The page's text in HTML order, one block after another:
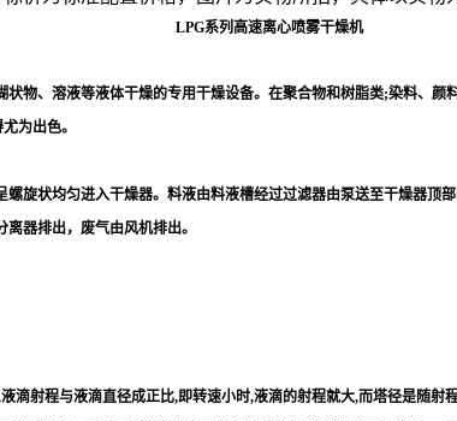
LPG系列高速离心喷雾干燥机
物、溶液等液体干燥的专用干燥设备。在聚合物和树脂类;染料、
为出色。
旋状均匀进入干燥器。料液由料液槽经过过滤器由泵送至干燥器顶
器排出，废气由风机排出。
滴射程与液滴直径成正比,即转速小时,液滴的射程就大,而塔径是随